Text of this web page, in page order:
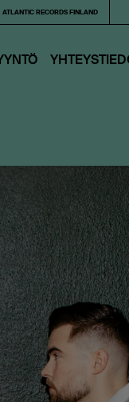
ATLANTIC RECORDS FINLAND